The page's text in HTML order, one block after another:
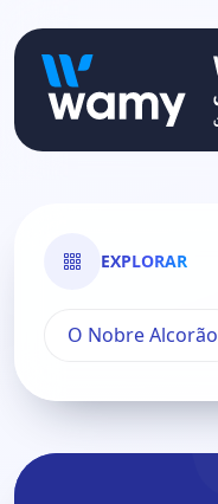
EXPLORAR
O Nobre Alcorão